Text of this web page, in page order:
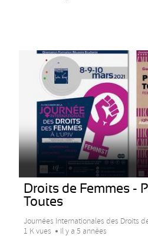
Droits de Femmes -
Toutes
Journées Internationales des Droits
1 K vues
Il y a 5 années